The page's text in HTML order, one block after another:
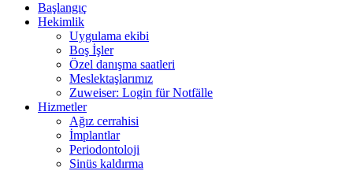
Başlangıç
Hekimlik
Uygulama ekibi
Boş İşler
Özel danışma saatleri
Meslektaşlarımız
Zuweiser: Login für Notfälle
Hizmetler
Ağız cerrahisi
İmplantlar
Periodontoloji
Sinüs kaldırma